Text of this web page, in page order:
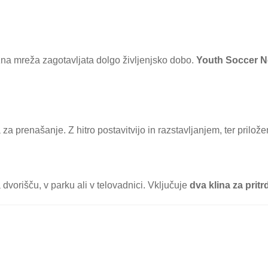
mreža zagotavljata dolgo življenjsko dobo. Youth Soccer
prenašanje. Z hitro postavitvijo in razstavljanjem, ter
v parku ali v telovadnici. Vključuje dva klina za